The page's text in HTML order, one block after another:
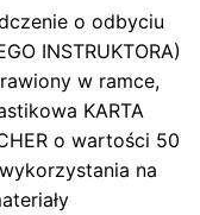
o odbyciu
INSTRUKTORA)
w ramce,
KARTA
o wartości 50
na